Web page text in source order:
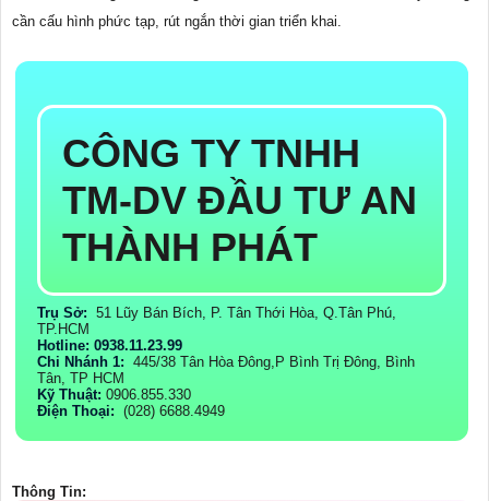
cần cấu hình phức tạp, rút ngắn thời gian triển khai.
CÔNG TY TNHH
TM-DV ĐẦU TƯ AN
THÀNH PHÁT
Trụ Sở: 51 Lũy Bán Bích, P. Tân Thới Hòa, Q.Tân Phú,
TP.HCM
Hotline: 0938.11.23.99
Chi Nhánh 1: 445/38 Tân Hòa Đông,P Bình Trị Đông, Bình
Tân, TP HCM
Kỹ Thuật: 0906.855.330
Điện Thoại: (028) 6688.4949
Thông Tin: